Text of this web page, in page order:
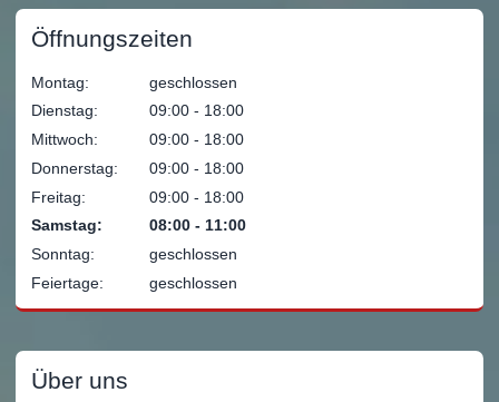
Öffnungszeiten
Montag:
geschlossen
Dienstag:
09:00 ‐ 18:00
Mittwoch:
09:00 ‐ 18:00
Donnerstag:
09:00 ‐ 18:00
Freitag:
09:00 ‐ 18:00
Samstag:
08:00 ‐ 11:00
Sonntag:
geschlossen
Feiertage:
geschlossen
Über uns